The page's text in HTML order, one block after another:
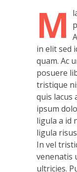
M
in elit sed
quam. Ac
posuere
tristique
quis lacus
ipsum
ligula a id
ligula
In vel
venenatis
ultricies.